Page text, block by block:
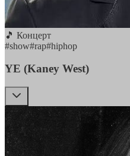
🎵 Концерт
#show#rap#hiphop
YE (Kaney West)